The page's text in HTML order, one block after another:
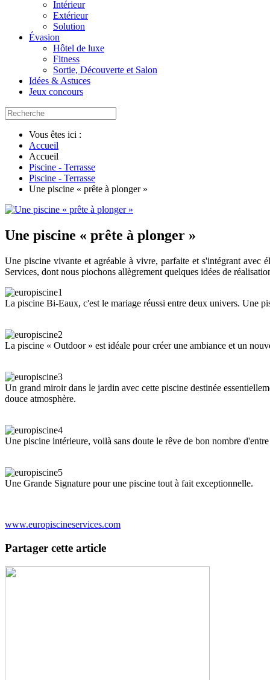
Intérieur
Extérieur
Solution
Évasion
Hôtel de luxe
Fitness
Sortie, Découverte et Salon
Idées & Astuces
Jeux concours
Vous êtes ici :
Accueil
Accueil
Piscine - Terrasse
Piscine - Terrasse
Une piscine « prête à plonger »
Une piscine « prête à plonger »
Une piscine vivante et agréable à vivre, parfaite et s'intégrant avec
Services, dont nous piochons allègrement quelques idées de
La piscine Bi-Eaux, c'est le mariage réussi entre deux univers. Une
La piscine « Outdoor » est idéale pour créer une ambiance et un
Un grand miroir dans le jardin avec cette piscine destinée
douce atmosphère.
Une piscine intérieure, voilà sans doute le rêve de bon nombre
Une Grande Signature pour une piscine tout à fait exceptionnelle.
www.europiscineservices.com
Partager cette article